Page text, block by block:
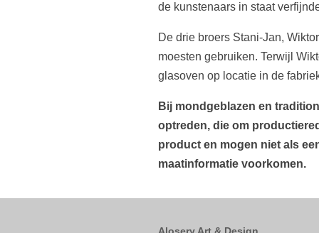
de kunstenaars in staat
De drie broers Stani-Jan,
moesten gebruiken. Terwijl
glasoven op locatie in de
Bij mondgeblazen en
optreden, die om
product en mogen niet als
maatinformatie voorkomen.